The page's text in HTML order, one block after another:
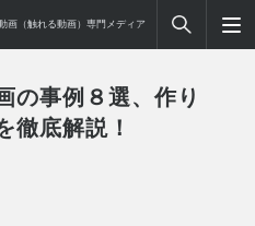
画（触れる動画）専門メディア
の事例８選、作り
徹底解説！